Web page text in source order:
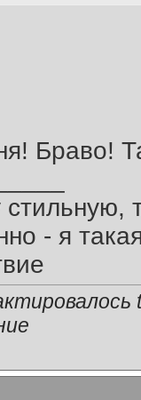
Браво!
- я